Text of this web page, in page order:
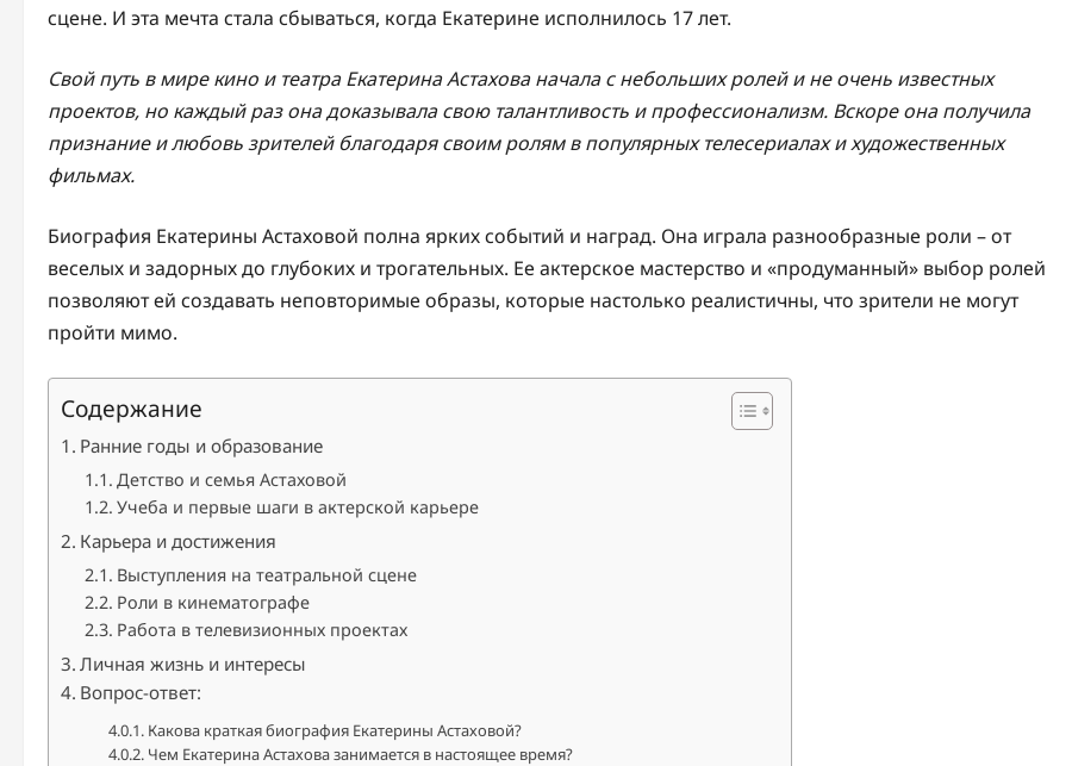
сцене. И эта мечта стала сбываться, когда Екатерине исполнилось 17 лет.
Свой путь в мире кино и театра Екатерина Астахова начала с небольших ролей и не очень известных
проектов, но каждый раз она доказывала свою талантливость и профессионализм. Вскоре она получила
признание и любовь зрителей благодаря своим ролям в популярных телесериалах и художественных
фильмах.
Биография Екатерины Астаховой полна ярких событий и наград. Она играла разнообразные роли – от
веселых и задорных до глубоких и трогательных. Ее актерское мастерство и «продуманный» выбор ролей
позволяют ей создавать неповторимые образы, которые настолько реалистичны, что зрители не могут
пройти мимо.
Содержание
Ранние годы и образование
Детство и семья Астаховой
Учеба и первые шаги в актерской карьере
Карьера и достижения
Выступления на театральной сцене
Роли в кинематографе
Работа в телевизионных проектах
Личная жизнь и интересы
Вопрос-ответ:
Какова краткая биография Екатерины Астаховой?
Чем Екатерина Астахова занимается в настоящее время?